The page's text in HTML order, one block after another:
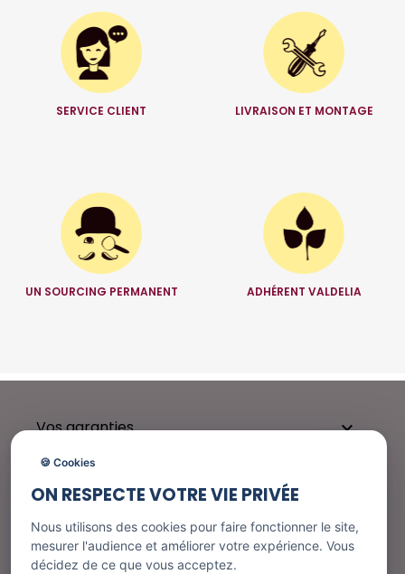
SERVICE CLIENT LIVRAISON ET MONTAGE
UN SOURCING PERMANENT ADHÉRENT VALDELIA
Vos garanties 
Besoin d'aide ?
🍪 Cookies
ON RESPECTE VOTRE VIE PRIVÉE
Nous utilisons des cookies pour faire fonctionner le site,
mesurer l'audience et améliorer votre expérience. Vous
décidez de ce que vous acceptez.